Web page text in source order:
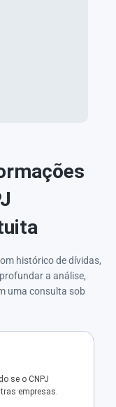
histórico de dívidas,
a análise,
uma consulta sob
se o CNPJ
empresas.